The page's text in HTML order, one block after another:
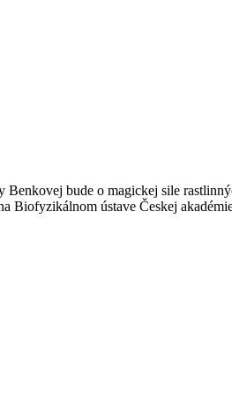
bude o magickej sile
Biofyzikálnom ústave Českej